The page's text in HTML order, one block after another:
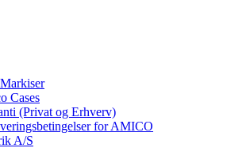
Cases
(Privat og Erhverv)
for AMICO
A/S